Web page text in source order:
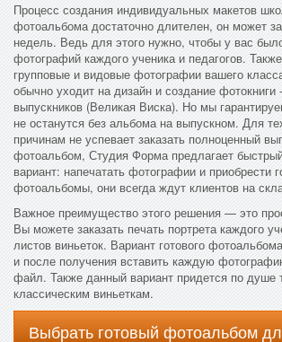
Процесс создания индивидуальных макетов
фотоальбома достаточно длителен, он может
недель. Ведь для этого нужно, чтобы у вас
фотографий каждого ученика и педагогов.
групповые и видовые фотографии вашего
обычно уходит на дизайн и создание
выпускников (Великая Виска). Но мы
не останутся без альбома на выпускном. Для
причинам не успевает заказать полноценный
фотоальбом, Студия Форма предлагает
вариант: напечатать фотографии и приобрести
фотоальбомы, они всегда ждут клиентов на
Важное преимущество этого решения — это
Вы можете заказать печать портрета каждого
листов виньеток. Вариант готового
и после получения вставить каждую
файл. Также данный вариант придется по душе
классическим виньеткам.
Выбрать готовый фотоальбом